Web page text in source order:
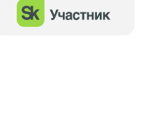
любые нагрузки. Ей